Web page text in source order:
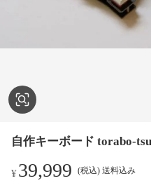
自作キーボード torabo-
¥39,999 (税込) 送料込み